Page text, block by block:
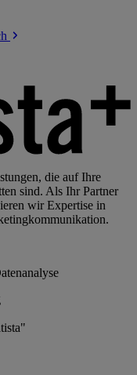
die auf Ihre
sind. Als Ihr Partner
wir Expertise in